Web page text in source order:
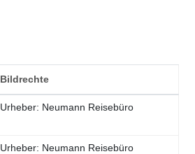
Bildrechte
Urheber: Neumann Reisebüro
Urheber: Neumann Reisebüro